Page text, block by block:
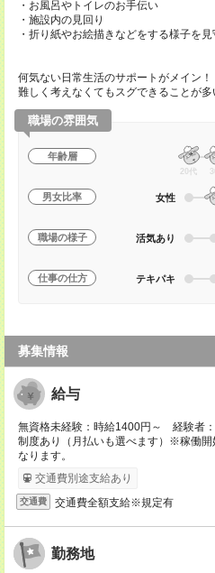
・お風呂やトイレのお手伝い
・施設内の見回り
・折り紙やお絵描きなどをする様子を見
何気ない日常生活のサポートがメイン！
難しく考えなくてもスグできることが多
職場の雰囲気
年齢層
20代
男女比率 女性
職場の様子 活気あり
仕事の仕方 テキパキ
募集情報
給与
無資格未経験：時給1400円～ 経験者
制度あり（月払いも選べます）※稼働開
なります。
交通費別途支給あり
交通費 交通費全額支給※規定有
勤務地